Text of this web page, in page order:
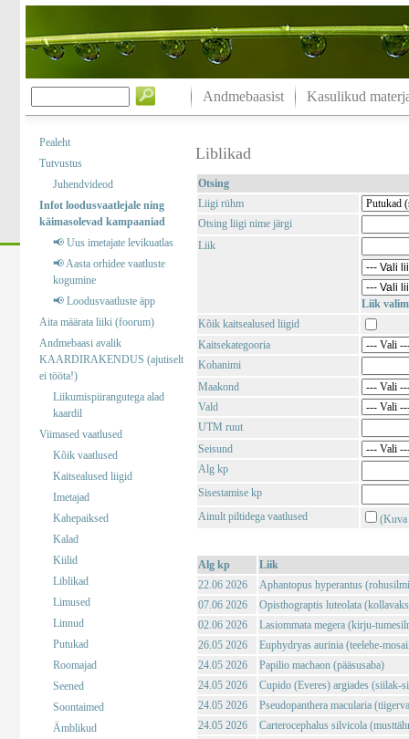
Andmebaasist Kasulikud
Pealeht
Tutvustus
Juhendvideod
Infot loodusvaatlejale ning
käimasolevad kampaaniad
📢 Uus imetajate levikuatlas
📢 Aasta orhidee vaatluste
kogumine
📢 Loodusvaatluste äpp
Aita määrata liiki (foorum)
Andmebaasi avalik
KAARDIRAKENDUS (ajutiselt
ei tööta!)
Liikumispiirangutega alad
kaardil
Viimased vaatlused
Kõik vaatlused
Kaitsealused liigid
Imetajad
Kahepaiksed
Kalad
Kiilid
Liblikad
Limused
Linnud
Putukad
Roomajad
Seened
Soontaimed
Ämblikud
Liblikad
Otsing
Liigi rühm
Otsing liigi nime järgi
Liik
Liik
Kõik kaitsealused liigid
Kaitsekategooria
Kohanimi
Maakond
Vald
UTM ruut
Seisund
Alg kp
Sisestamise kp
Ainult piltidega vaatlused
(Kuva
Alg kp
Liik
22.06 2026
Aphantopus hyperantus
07.06 2026
Opisthograptis luteolata
02.06 2026
Lasiommata megera (kirju-
26.05 2026
Euphydryas aurinia (teelehe-
24.05 2026
Papilio machaon (pääsusaba)
24.05 2026
Cupido (Everes) argiades (siilak-
24.05 2026
Pseudopanthera macularia
24.05 2026
Carterocephalus silvicola